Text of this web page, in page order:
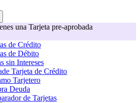
una Tarjeta pre-aprobada
de Crédito
de Débito
sin Intereses
Tarjeta de Crédito
Tarjetero
Deuda
de Tarjetas